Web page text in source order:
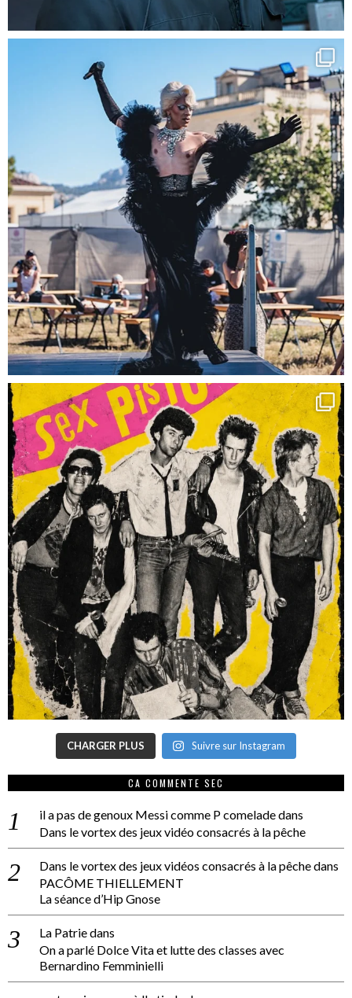
CHARGER PLUS Suivre sur Instagram
CA COMMENTE SEC
il a pas de genoux Messi comme P comeladedans
Dans le vortex des jeux vidéo consacrés à la pêche
Dans le vortex des jeux vidéos consacrés à la pêchedans
PACÔME THIELLEMENT
La séance d’Hip Gnose
La Patriedans
On a parlé Dolce Vita et lutte des classes avec
Bernardino Femminielli